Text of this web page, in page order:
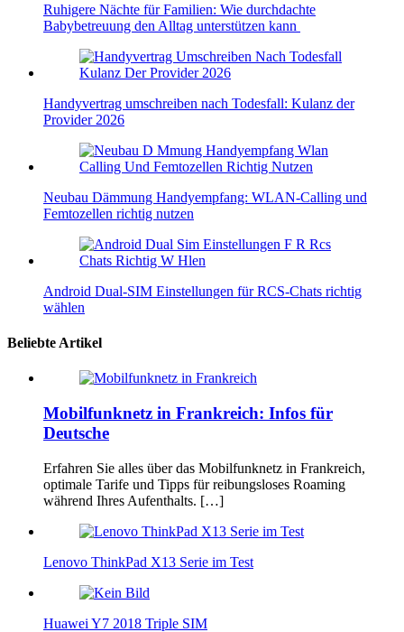
Ruhigere Nächte für Familien: Wie durchdachte
Babybetreuung den Alltag unterstützen kann
Handyvertrag umschreiben nach Todesfall: Kulanz der
Provider 2026
Neubau Dämmung Handyempfang: WLAN-Calling und
Femtozellen richtig nutzen
Android Dual‑SIM Einstellungen für RCS‑Chats richtig
wählen
Beliebte Artikel
Mobilfunknetz in Frankreich: Infos für
Deutsche
Erfahren Sie alles über das Mobilfunknetz in Frankreich,
optimale Tarife und Tipps für reibungsloses Roaming
während Ihres Aufenthalts. […]
Lenovo ThinkPad X13 Serie im Test
Huawei Y7 2018 Triple SIM